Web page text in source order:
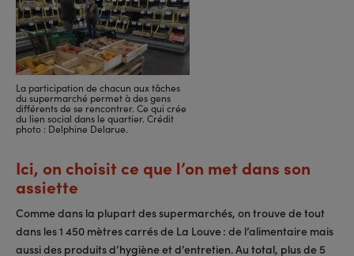
La participation de chacun aux tâches
du supermarché permet à des gens
différents de se rencontrer. Ce qui crée
du lien social dans le quartier. Crédit
photo : Delphine Delarue.
Ici, on choisit ce que l’on met dans son
assiette
Comme dans la plupart des supermarchés, on trouve de tout
dans les 1 450 mètres carrés de La Louve : de l’alimentaire mais
aussi des produits d’hygiène et d’entretien. Au total, plus de 5